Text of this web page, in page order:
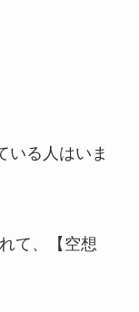
いる人はいま
て、【空想